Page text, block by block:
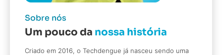
Sobre nós
Um pouco da nossa história
Criado em 2016, o Techdengue já nasceu sendo uma